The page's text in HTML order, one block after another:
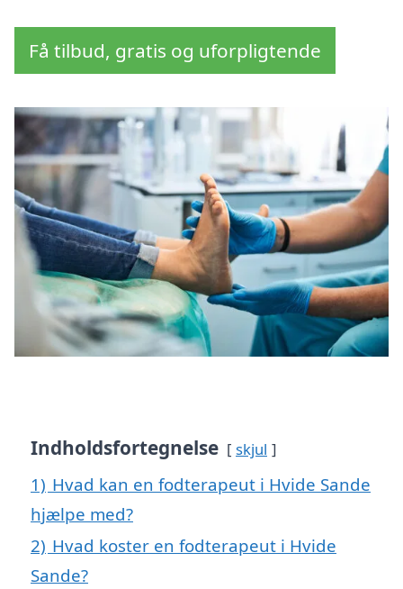
Få tilbud, gratis og uforpligtende
Indholdsfortegnelse skjul
1) Hvad kan en fodterapeut i Hvide Sande
hjælpe med?
2) Hvad koster en fodterapeut i Hvide
Sande?